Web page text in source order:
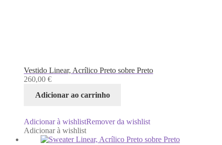
Vestido Linear, Acrílico Preto sobre Preto
260,00 €
Adicionar ao carrinho
Adicionar à wishlistRemover da wishlist
Adicionar à wishlist